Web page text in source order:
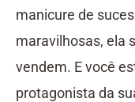
manicure de
maravilhosas, ela
vendem. E você
protagonista da